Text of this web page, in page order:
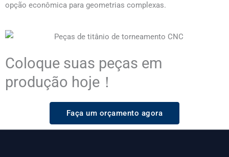
opção econômica para geometrias complexas.
Coloque suas peças em
produção hoje！
Faça um orçamento agora